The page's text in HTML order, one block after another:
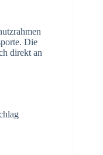
Die
direkt an